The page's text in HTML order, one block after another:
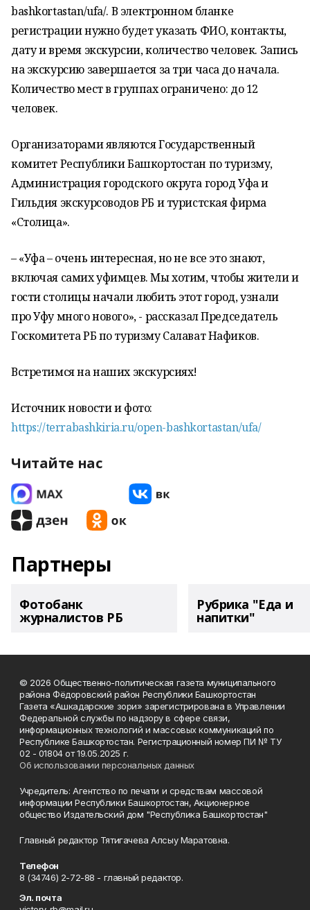
bashkortastan/ufa/. В электронном бланке
регистрации нужно будет указать ФИО, контакты,
дату и время экскурсии, количество человек. Запись
на экскурсию завершается за три часа до начала.
Количество мест в группах ограничено: до 12
человек.
Организаторами являются Государственный
комитет Республики Башкортостан по туризму,
Администрация городского округа город Уфа и
Гильдия экскурсоводов РБ и туристская фирма
«Столица».
– «Уфа – очень интересная, но не все это знают,
включая самих уфимцев. Мы хотим, чтобы жители и
гости столицы начали любить этот город, узнали
про Уфу много нового», - рассказал Председатель
Госкомитета РБ по туризму Салават Нафиков.
Встретимся на наших экскурсиях!
Источник новости и фото:
https://terrabashkiria.ru/open-bashkortastan/ufa/
Читайте нас
Партнеры
Фотобанк
журналистов РБ
Рубрика "Еда и
напитки"
© 2026 Общественно-политическая газета муниципального
района Фёдоровский район Республики Башкортостан
Газета «Ашкадарские зори» зарегистрирована в Управлении
Федеральной службы по надзору в сфере связи,
информационных технологий и массовых коммуникаций по
Республике Башкортостан. Регистрационный номер ПИ № ТУ
02 - 01804 от 19.05.2025 г.
Об использовании персональных данных
Учредитель: Агентство по печати и средствам массовой
информации Республики Башкортостан, Акционерное
общество Издательский дом "Республика Башкортостан"
Главный редактор Тятигачева Алсыу Маратовна.
Телефон
8 (34746) 2-72-88 - главный редактор.
Эл. почта